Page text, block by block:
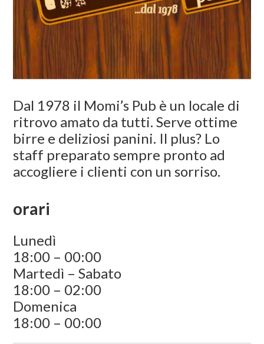
Dal 1978 il Momi’s Pub è un locale di
ritrovo amato da tutti. Serve ottime
birre e deliziosi panini. Il plus? Lo
staff preparato sempre pronto ad
accogliere i clienti con un sorriso.
orari
Lunedì
18:00 – 00:00
Martedì – Sabato
18:00 – 02:00
Domenica
18:00 – 00:00